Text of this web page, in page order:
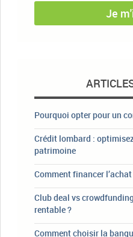
Je
Pourquoi opter pour un
Crédit lombard :
patrimoine
Comment financer
Club deal vs
rentable ?
Comment choisir la